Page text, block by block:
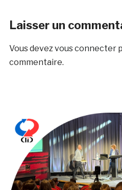
Laisser un
Vous devez vous connecter
commentaire.